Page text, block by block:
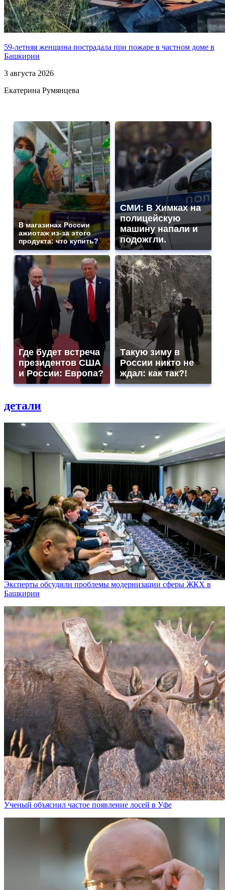
59-летняя женщина пострадала при пожаре в частном доме в
Башкирии
3 августа 2026
Екатерина Румянцева
В магазинах России
ажиотаж из-за этого
продукта: что купить?
СМИ: В Химках на
полицейскую
машину напали и
подожгли.
Где будет встреча
президентов США
и России: Европа?
Такую зиму в
России никто не
ждал: как так?!
детали
Эксперты обсудили проблемы модернизации сферы ЖКХ в
Башкирии
Ученый объяснил частое появление лосей в Уфе